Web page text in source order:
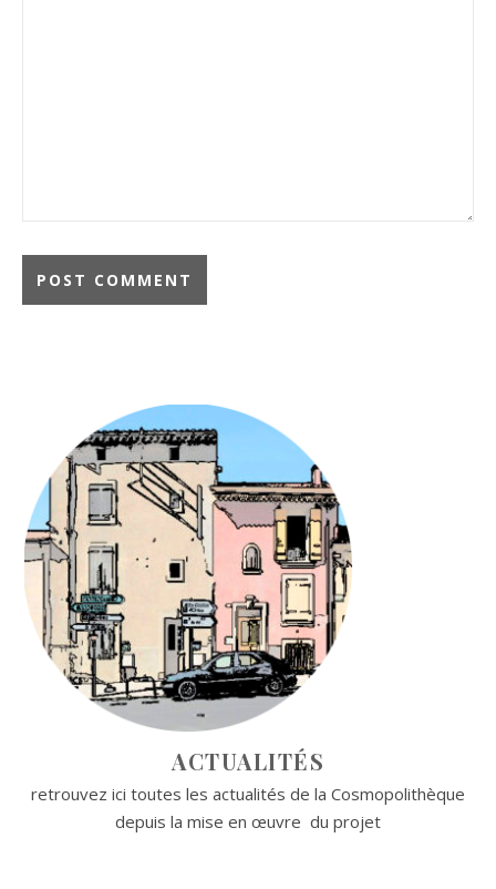
ACTUALITÉS
retrouvez ici toutes les actualités de la Cosmopolithèque
depuis la mise en œuvre du projet